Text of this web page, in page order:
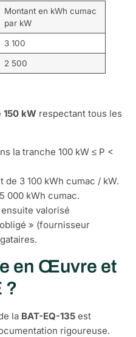
Montant en kWh cumac
par kW
3 100
2 500
150 kW respectant tous les
la tranche 100 kW ≤ P <
3 100 kWh cumac / kW.
000 kWh cumac.
valorisé
» (fournisseur
en Œuvre et
?
la BAT-EQ-135 est
rigoureuse.